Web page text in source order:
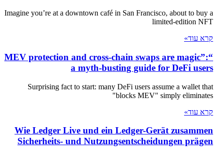
Imagine you’re at a downtown café in San Francisco, about to buy a
limited-edition NFT
קרא עוד»
“MEV protection and cross‑chain swaps are magic”:
a myth‑busting guide for DeFi users
Surprising fact to start: many DeFi users assume a wallet that
"blocks MEV" simply eliminates
קרא עוד»
Wie Ledger Live und ein Ledger-Gerät zusammen
Sicherheits- und Nutzungsentscheidungen prägen